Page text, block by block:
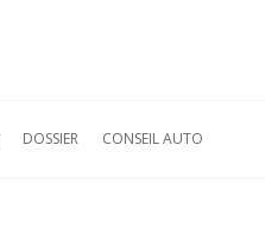
DOSSIER CONSEIL AUTO